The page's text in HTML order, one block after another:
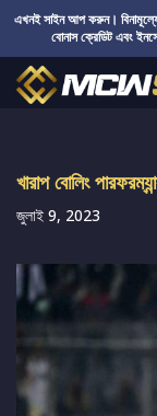
এখনই সাইন আপ করুন। বিনামূল্যে
বোনাস ক্রেডিট এবং
খারাপ বোলিং
জুলাই 9, 2023